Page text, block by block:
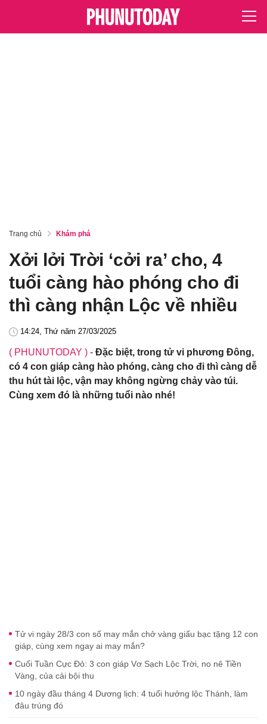
Trang chủ Khám phá
Xởi lởi Trời ‘cởi ra’ cho, 4
tuổi càng hào phóng cho đi
thì càng nhận Lộc về nhiều
14:24, Thứ năm 27/03/2025
( PHUNUTODAY ) - Đặc biệt, trong tử vi phương Đông,
có 4 con giáp càng hào phóng, càng cho đi thì càng dễ
thu hút tài lộc, vận may không ngừng chảy vào túi.
Cùng xem đó là những tuổi nào nhé!
Tử vi ngày 28/3 con số may mắn chở vàng giấu bạc tặng 12 con
giáp, cùng xem ngay ai may mắn?
Cuối Tuần Cực Đỏ: 3 con giáp Vơ Sạch Lộc Trời, no nê Tiền
Vàng, của cải bội thu
10 ngày đầu tháng 4 Dương lịch: 4 tuổi hưởng lộc Thánh, làm
đâu trúng đó